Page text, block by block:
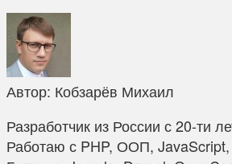
Автор: Кобзарёв Михаил
Разработчик из России с 20-ти
Работаю с PHP, ООП, JavaScript,